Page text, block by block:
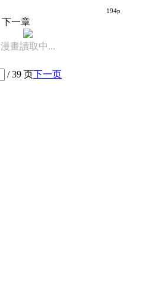
194p
下一章
漫畫讀取中...
/ 39 页下一页